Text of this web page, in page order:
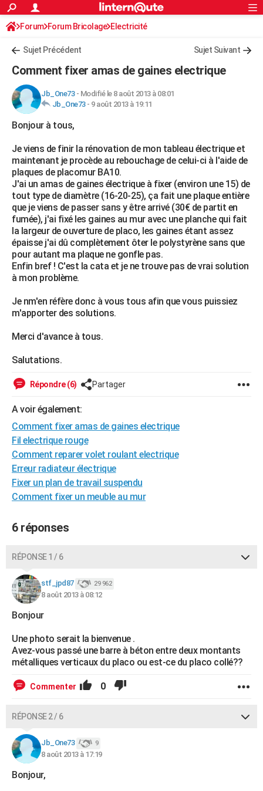
ACTUALITÉS
Politique
Société
Faits Divers
Education
Monde
Villes
+
FINANCE
Retraite
Impôts
Epargne
Immobilier
Risques naturels par ville
Banque
Assurance
Crédit
AUTO
Essais
Réserver un essai
Citadines
Berlines
SUV
Forum auto
+HIGH-TECH
Mobiles
Meilleur smartphone
Internet
Ordinateurs
Jeux vidéo
Guide high-tech
+BRICOLAGE
Forum
Aménagement intérieur
Extérieur
Cuisine
Salle de bains
Jardinage
Rangement
WEEK-END
Guides de France
Escapades
Patrimoine
Expositions
Musées
Week-end nature
LIFESTYLE
Art de vivre
Bien-être
Loisirs
Mode
Modes de vie
SANTE
Alimentation
Guide de la santé
Maladies
Médicaments
Sommeil
VOYAGE
Destinations
City break
Voyage nature
Voyage de noces
Forum
Climat
+PHOTO
GUIDES D'ACHAT
S'inscrire
Se connecter
Lycées
Collèges
Primaires
Universités
Entreprises
Service militaire
Avis de recherche
AVIS DE DÉCÈS
FORUM
Bricolage
Lifestyle
Culture
Sport
Auto
Television
Voyage
Cinema
S'inscrire
Connexion
Forum Forum Bricolage Electricité
Sujet Précédent Sujet Suivant
Comment fixer amas de gaines electrique
Jb_One73- Modifié le 8 août 2013 à 08:01
Jb_One73- 9 août 2013 à 19:11
Bonjour à tous,
Je viens de finir la rénovation de mon tableau électrique et
maintenant je procède au rebouchage de celui-ci à l'aide de
plaques de placomur BA10.
J'ai un amas de gaines électrique à fixer (environ une 15) de
tout type de diamètre (16-20-25), ça fait une plaque entière
que je viens de passer sans y être arrivé (30€ de partit en
fumée), j'ai fixé les gaines au mur avec une planche qui fait
la largeur de ouverture de placo, les gaines étant assez
épaisse j'ai dû complètement ôter le polystyrène sans que
pour autant ma plaque ne gonfle pas.
Enfin bref ! C'est la cata et je ne trouve pas de vrai solution
à mon problème.
Je nm'en réfère donc à vous tous afin que vous puissiez
m'apporter des solutions.
Merci d'avance à tous.
Salutations.
Répondre (6) Partager
A voir également:
Comment fixer amas de gaines electrique
Fil electrique rouge
Comment reparer volet roulant electrique
Erreur radiateur électrique
Fixer un plan de travail suspendu
Comment fixer un meuble au mur
6 réponses
RÉPONSE 1 / 6
stf_jpd87 29 962
8 août 2013 à 08:12
Bonjour
Une photo serait la bienvenue .
Avez-vous passé une barre à béton entre deux montants
métalliques verticaux du placo ou est-ce du placo collé??
Commenter 0
RÉPONSE 2 / 6
Jb_One73 9
8 août 2013 à 17:19
Bonjour,